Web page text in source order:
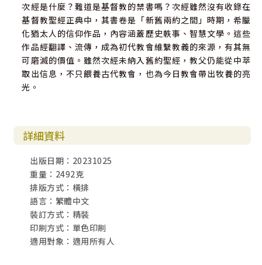
次經是什麼？難道是基督教的禁書嗎？次經雖然沒有收錄在
基督教聖經正典中，其書卷是「新舊兩約之間」時期，希臘
化猶太人的信仰作品，內容涵蓋歷史軼事、智慧文學。這些
作品經翻譯、流傳，成為初代教會維繫教義的來源，有其無
可磨滅的價值。雖然次經未納入舊約聖經，教父仍能從中萃
取出信息，不只餵養古代教會，也為今日教會帶出牧養的亮
光。
詳細資料
出版日期：20231025
重量：2492克
排版方式：橫排
語言：繁體中文
裝訂方式：精裝
印刷方式：單色印刷
適用對象：適用所有人